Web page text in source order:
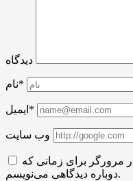
دیدگاه
نام*
ایمیل*
وب سایت
مرورگر برای زمانی که
دوباره دیدگاهی می‌نویسم.